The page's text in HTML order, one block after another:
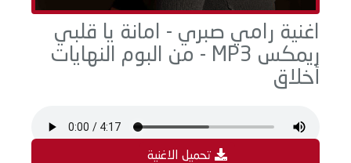
اغنية رامي صبري - امانة يا قلبي
ريمكس MP3 - من البوم النهايات
أخلاق
تحميل الاغنية